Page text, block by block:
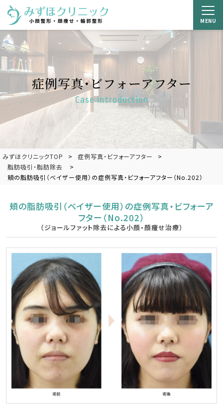
MENU
症例写真・ビフォーアフター
Case introduction
みずほクリニックTOP
症例写真・ビフォーアフター
脂肪吸引・脂肪除去
頬の脂肪吸引（ベイザー使用）の症例写真・ビフォーアフター（No.202）
頬の脂肪吸引（ベイザー使用）の症例写真・ビフォーア
フター（No.202）
（ジョールファット除去による小顔・顔痩せ治療）